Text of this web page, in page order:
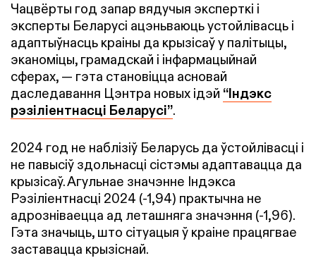
Чацвёрты год запар вядучыя эксперткі і
эксперты Беларусі ацэньваюць устойлівасць і
адаптыўнасць краіны да крызісаў у палітыцы,
эканоміцы, грамадскай і інфармацыйнай
сферах, — гэта становіцца асновай
даследавання Цэнтра новых ідэй “Індэкс
рэзіліентнасці Беларусі”.
2024 год не наблізіў Беларусь да ўстойлівасці і
не павысіў здольнасці сістэмы адаптавацца да
крызісаў. Агульнае значэнне Індэкса
Рэзіліентнасці 2024 (-1,94) практычна не
адрозніваецца ад леташняга значэння (-1,96).
Гэта значыць, што сітуацыя ў краіне працягвае
заставацца крызіснай.